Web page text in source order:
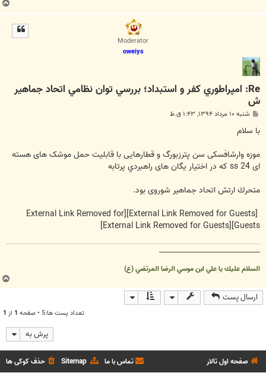
Moderator
oweiys
Re: امپراطوري كفر و استبداد؛ بررسي توان نظامي اتحاد جماهير
ش
ت
شنبه ۱۰ مرداد ۱۳۹۴, ۱:۴۳ ق.ظ
با سلام
موزه وارشافسکی سن پترزبورگ و قطارهایی با قابلیت حمل موشک های هسته
ای ss 24 که در اختیار یگان های راهبردي پرتابه
متحرك ارتش اتحاد جماهیر شوروی بود.
[External Link Removed for Guests]
[External Link Removed for
Guests]
[External Link Removed for Guests]
__________________________________
السلام عليك يا علي ابن موسي الرضا المرتضي (ع)
ارسال پست
تعداد پست ها:5 • صفحه 1 از 1
پرش به
صفحه اول تالار حذف کوکی ها Sitemap تماس با ما